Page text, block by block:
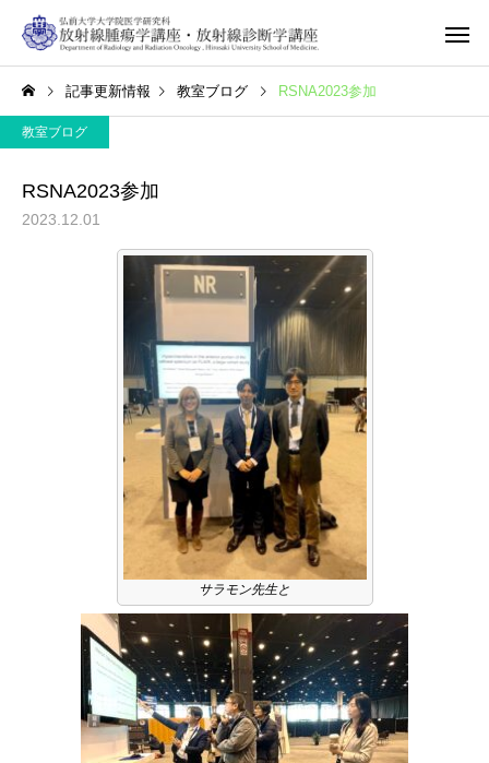
記事更新情報 教室ブログ RSNA2023参加
教室ブログ
RSNA2023参加
2023.12.01
サラモン先生と